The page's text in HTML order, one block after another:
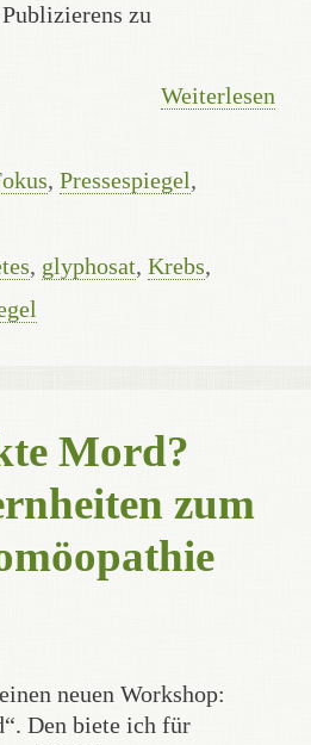
zu
Weiterlesen
, Pressespiegel,
, glyphosat, Krebs,
Mord?
zum
neuen Workshop:
Den biete ich für